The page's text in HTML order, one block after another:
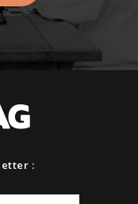
: